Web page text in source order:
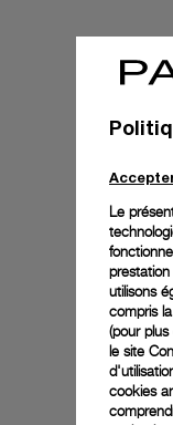
Le
utilisons
compris
(pour
le site
cookies